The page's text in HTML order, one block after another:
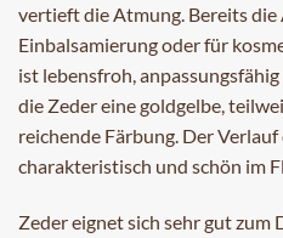
vertieft die Atmung. Bereits
Einbalsamierung oder für
ist lebensfroh,
die Zeder eine goldgelbe,
reichende Färbung. Der
charakteristisch und schön im
Zeder eignet sich sehr gut zum